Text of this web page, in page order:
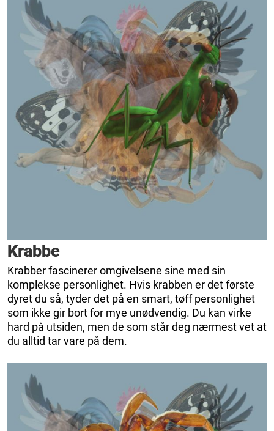
Krabbe
Krabber fascinerer omgivelsene sine med sin
komplekse personlighet. Hvis krabben er det første
dyret du så, tyder det på en smart, tøff personlighet
som ikke gir bort for mye unødvendig. Du kan virke
hard på utsiden, men de som står deg nærmest vet at
du alltid tar vare på dem.